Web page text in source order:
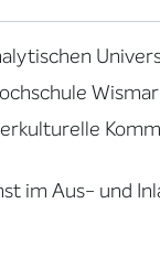
Wismar
im Aus- und